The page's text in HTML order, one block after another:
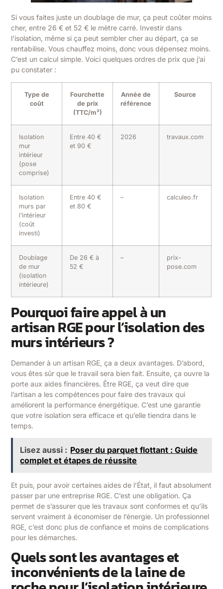
Si vous faites juste un doublage de mur, ça peut coûter moins
cher, entre 26 € et 52 € le mètre carré. Investir dans
l’isolation, même si ça peut sembler cher au départ, ça se
rentabilise. Vous chauffez moins, donc vous dépensez moins.
C’est un calcul simple. Voici quelques ordres de prix que j’ai
pu constater :
Type de
coût
Fourchette
de prix
(TTC/m²)
Année de
référence
Source
Isolation
mur
intérieur
(pose
comprise)
Entre 40 €
et 90 €
2026 travaux.com
Isolation
murs par
l’intérieur
(coût
investi)
Entre 40 €
et 80 €
– calculeo.fr
Doublage
de mur
(isolation
intérieure)
De 26 € à
52 €
–
prix-
pose.com
Pourquoi faire appel à un
artisan RGE pour l’isolation des
murs intérieurs ?
Demander à un artisan RGE, ça a deux avantages. D’abord,
vous êtes sûr que le travail sera bien fait. Ensuite, ça ouvre la
porte aux aides financières. Être RGE, ça veut dire que
l’artisan a les compétences pour faire des travaux qui
améliorent la performance énergétique. C’est une garantie
que votre isolation sera efficace et qu’elle tiendra dans le
temps.
Lisez aussi : Poser du parquet flottant : Guide
complet et étapes de réussite
Et puis, pour avoir certaines aides de l’État, il faut absolument
passer par une entreprise RGE. C’est une obligation. Ça
permet de s’assurer que les travaux sont conformes et qu’ils
servent vraiment à économiser de l’énergie. Un professionnel
RGE, c’est donc plus de confiance et moins de complications
pour les démarches.
Quels sont les avantages et
inconvénients de la laine de